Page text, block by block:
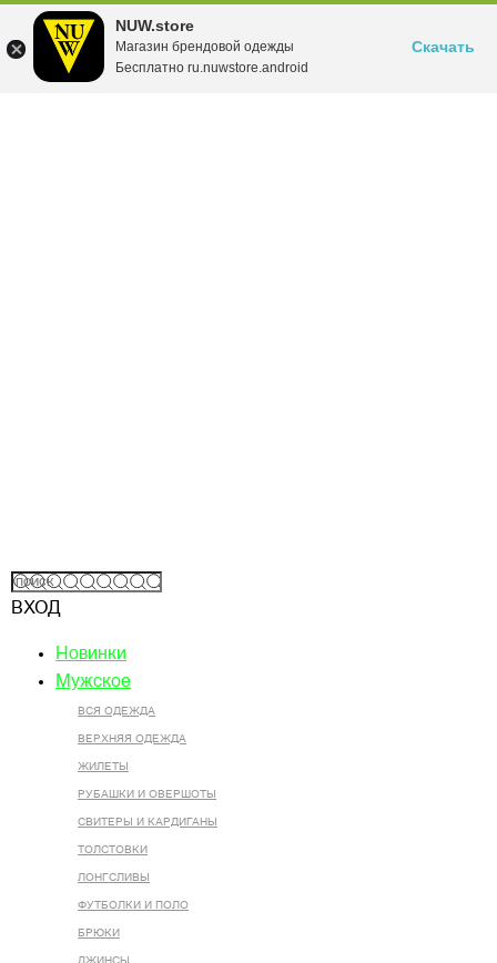
NUW.store
Магазин брендовой одежды
Бесплатно ru.nuwstore.android
Скачать
ВХОД
Новинки
Мужское
ВСЯ ОДЕЖДА
ВЕРХНЯЯ ОДЕЖДА
ЖИЛЕТЫ
РУБАШКИ И ОВЕРШОТЫ
СВИТЕРЫ И КАРДИГАНЫ
ТОЛСТОВКИ
ЛОНГСЛИВЫ
ФУТБОЛКИ И ПОЛО
БРЮКИ